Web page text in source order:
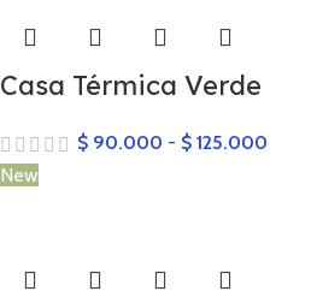
Casa Térmica Verde
$ 90.000 - $ 125.000
New